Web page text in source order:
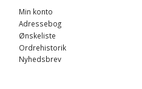
Min konto
Adressebog
Ønskeliste
Ordrehistorik
Nyhedsbrev